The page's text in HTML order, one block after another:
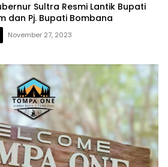
Sultra Resmi Lantik Bupati
dan Pj. Bupati Bombana
November 27, 2023